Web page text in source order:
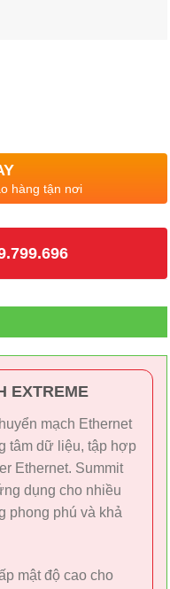
hàng tận nơi
EXTREME
mạch Ethernet
tâm dữ liệu, tập hợp
Ethernet. Summit
dụng cho nhiều
phong phú và khả
mật độ cao cho